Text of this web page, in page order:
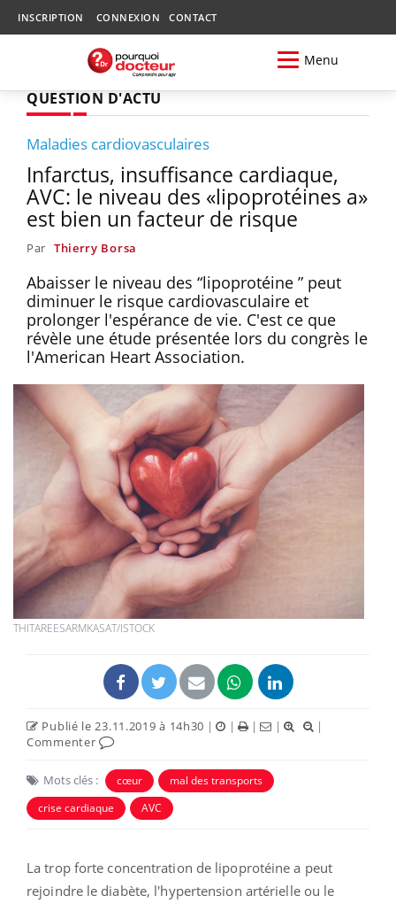
INSCRIPTION CONNEXION CONTACT
Menu
QUESTION D'ACTU
Maladies cardiovasculaires
Infarctus, insuffisance cardiaque,
AVC: le niveau des «lipoprotéines a»
est bien un facteur de risque
Par Thierry Borsa
Abaisser le niveau des “lipoprotéine ” peut
diminuer le risque cardiovasculaire et
prolonger l'espérance de vie. C'est ce que
révèle une étude présentée lors du congrès le
l'American Heart Association.
THITAREESARMKASAT/ISTOCK
Publié le 23.11.2019 à 14h30 | | | |
|
Commenter
Mots clés : cœur
mal des transports
crise cardiaque
AVC
La trop forte concentration de lipoprotéine a peut
rejoindre le diabète, l'hypertension artérielle ou le